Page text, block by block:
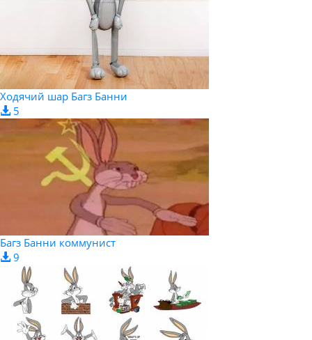
Ходячий шар Багз Банни
5
Багз Банни коммунист
9